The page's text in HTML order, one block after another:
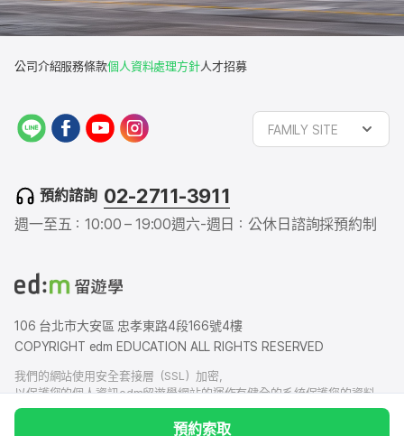
預約索取
公司介紹服務條款個人資料處理方針人才招募
L
f
a
b
o
y
o
u
e
a
r
FAMILY SITE
預約諮詢 02-2711-3911
週一至五：10:00 – 19:00週六-週日：公休日 諮詢採預約制
106 台北市大安區 忠孝東路4段166號4樓
COPYRIGHT edm EDUCATION ALL RIGHTS RESERVED
我們的網站使用安全套接層（SSL）加密，
以保護您的個人資訊edm留遊學網站的運作有健全的系統保護您的資料，
我們也有賠償責任保險，以防您的個人資料洩露給外界造成損害